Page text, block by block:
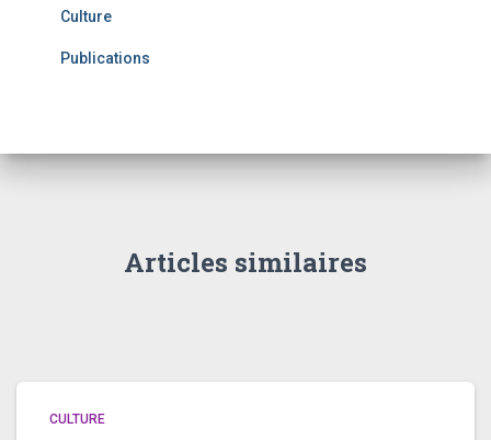
Culture
Publications
Articles similaires
CULTURE